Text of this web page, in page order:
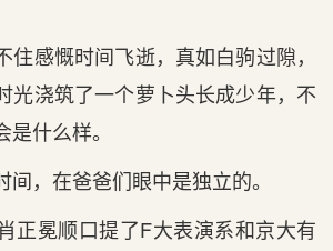
住感慨时间飞逝，真如白驹过隙，
光浇筑了一个萝卜头长成少年，不
什么样。
，在爸爸们眼中是独立的。
正冕顺口提了F大表演系和京大有